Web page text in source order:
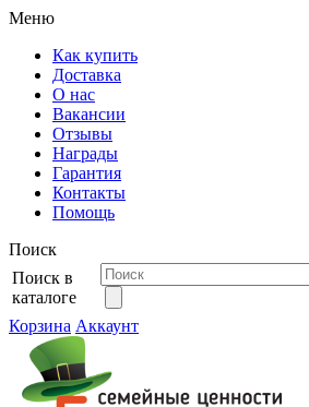
Меню
Как купить
Доставка
О нас
Вакансии
Отзывы
Награды
Гарантия
Контакты
Помощь
Поиск
Поиск в
каталоге
Корзина Аккаунт